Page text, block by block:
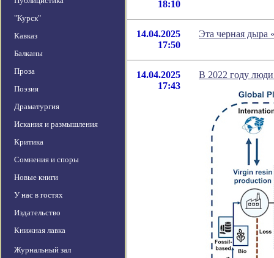
"Курск"
Кавказ
Балканы
Проза
Поэзия
Драматургия
Искания и размышления
Критика
Сомнения и споры
Новые книги
У нас в гостях
Издательство
Книжная лавка
Журнальный зал
18:10
14.04.2025
17:50
Эта черная дыра
14.04.2025
17:43
В 2022 году люди